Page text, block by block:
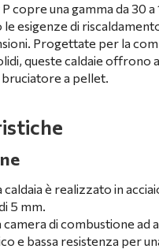
copre una gamma da 30 a
esigenze di
Progettate per la
queste caldaie offrono
bruciatore a pellet.
è realizzato in
5 mm.
camera di combustione ad
e bassa resistenza per